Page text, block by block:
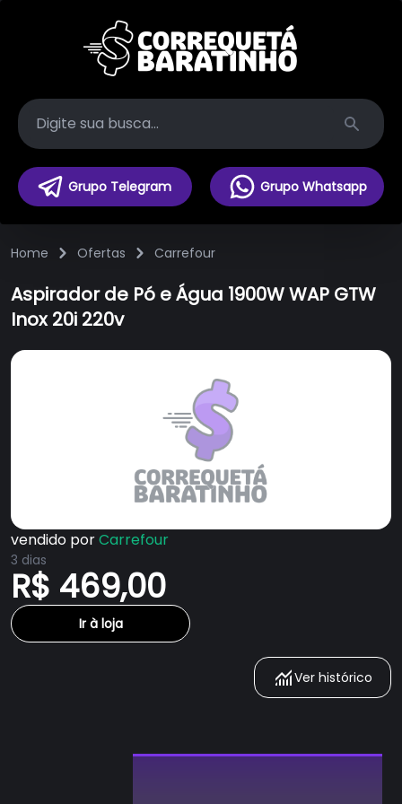
Search
Grupo Telegram Grupo Whatsapp
Home Ofertas Carrefour
Aspirador de Pó e Água 1900W WAP GTW
Inox 20i 220v
vendido porCarrefour
3 dias
R$ 469,00
Ir à loja
Ver histórico